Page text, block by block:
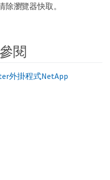
瀏覽器快取。
閱
外掛程式NetApp